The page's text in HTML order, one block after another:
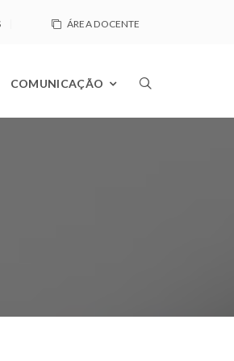
ÁREA DOCENTE
COMUNICAÇÃO